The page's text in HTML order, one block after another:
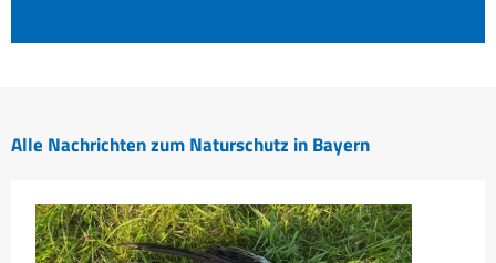
Alle Nachrichten zum Naturschutz in Bayern